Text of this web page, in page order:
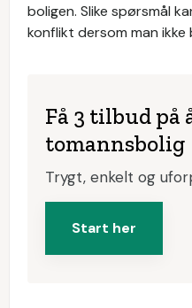
boligen. Slike spørsmål
konflikt dersom man ikke
Få 3 tilbud på
tomannsbolig
Trygt, enkelt og
Start her